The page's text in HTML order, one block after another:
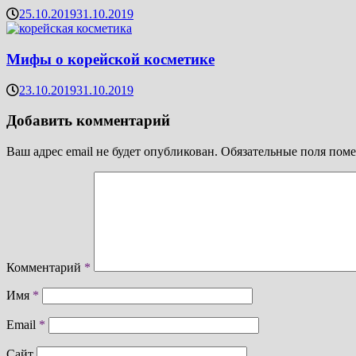
25.10.201931.10.2019
Мифы о корейской косметике
23.10.201931.10.2019
Добавить комментарий
Ваш адрес email не будет опубликован. Обязательные поля
Комментарий *
Имя *
Email *